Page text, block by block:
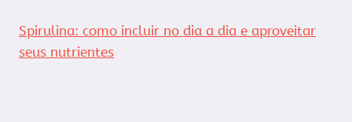
Spirulina: como incluir no dia a dia e aproveitar
seus nutrientes